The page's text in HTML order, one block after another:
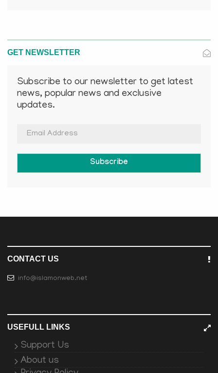
GET NEWSLETTER
Subscribe to our newsletter to get latest
news, popular news and exclusive
updates.
Subscribe
CONTACT US
info@islamonweb.net
USEFULL LINKS
Support Us
About us